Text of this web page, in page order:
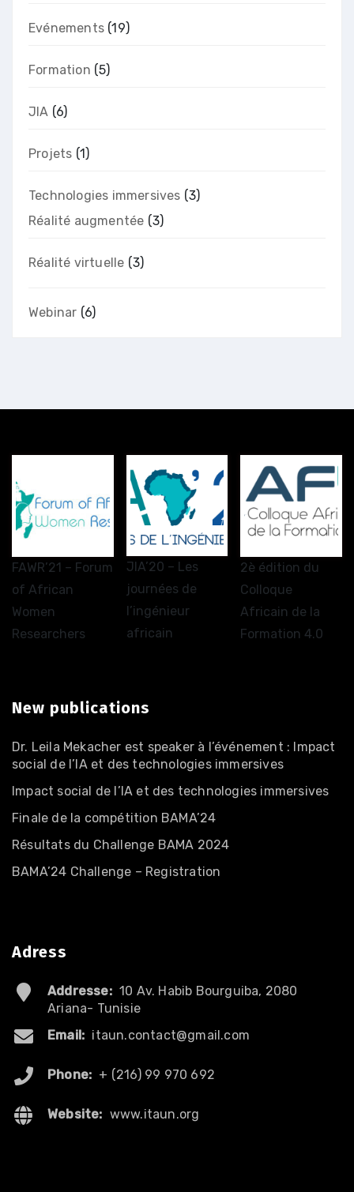
Evénements (19)
Formation (5)
JIA (6)
Projets (1)
Technologies immersives (3)
Réalité augmentée (3)
Réalité virtuelle (3)
Webinar (6)
FAWR’21 – Forum
of African
Women
Researchers
JIA’20 – Les
journées de
l’ingénieur
africain
2è édition du
Colloque
Africain de la
Formation 4.0
New publications
Dr. Leila Mekacher est speaker à l’événement : Impact
social de l’IA et des technologies immersives
Impact social de l’IA et des technologies immersives
Finale de la compétition BAMA’24
Résultats du Challenge BAMA 2024
BAMA’24 Challenge – Registration
Adress
Addresse: 10 Av. Habib Bourguiba, 2080
Ariana- Tunisie
Email: itaun.contact@gmail.com
Phone: + (216) 99 970 692
Website: www.itaun.org